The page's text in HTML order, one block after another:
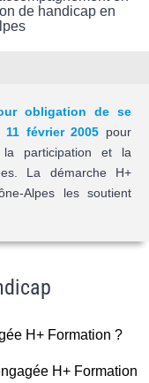
de handicap en
obligation de se
février 2005 pour
la participation et la
La démarche H+
Alpes les soutient
H+ Formation ?
H+ Formation